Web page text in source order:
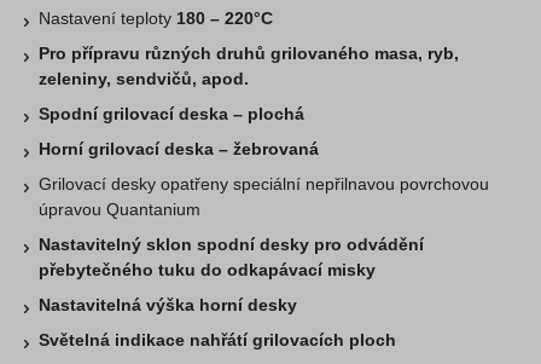
Nastavení teploty 180 – 220°C
Pro přípravu různých druhů grilovaného masa, ryb,
zeleniny, sendvičů, apod.
Spodní grilovací deska – plochá
Horní grilovací deska – žebrovaná
Grilovací desky opatřeny speciální nepřilnavou povrchovou
úpravou Quantanium
Nastavitelný sklon spodní desky pro odvádění
přebytečného tuku do odkapávací misky
Nastavitelná výška horní desky
Světelná indikace nahřátí grilovacích ploch